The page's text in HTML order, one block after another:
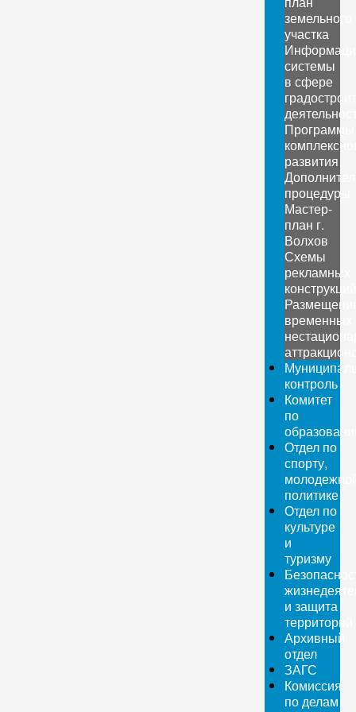
земельного
участка
системы
в сфере
Программы
развития
процедуры
Мастер-
план г.
Волхов
Схемы
рекламных
конструкций
временных
контроль
Комитет
по
Отдел по
спорту,
политике
Отдел по
культуре
и
туризму
и защита
территорий
Архивный
отдел
ЗАГС
Комиссия
по делам